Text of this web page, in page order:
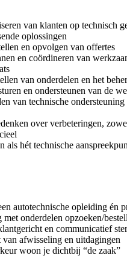
van klanten op technisch
oplossingen
en opvolgen van offertes
en coördineren van
van onderdelen en het
en ondersteunen van de
van technische
over verbeteringen,
als hét technische
autotechnische opleiding én
met onderdelen opzoeken/
en communicatief
van afwisseling en uitdagingen
woon je dichtbij “de zaak”